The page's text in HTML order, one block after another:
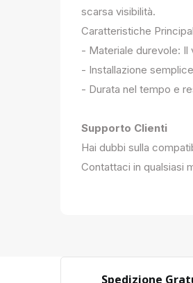
scarsa visibilità.
Caratteristiche
- Materiale durevole: Il
- Installazione
- Durata nel tempo e
Supporto Clienti
Hai dubbi sulla
Contattaci in qualsiasi
Spedizione